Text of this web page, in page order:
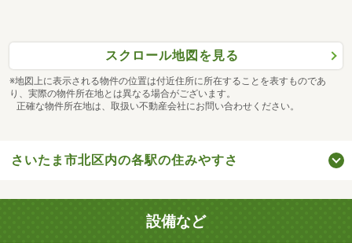
スクロール地図を見る
※地図上に表示される物件の位置は付近住所に所在することを表すものであ
り、実際の物件所在地とは異なる場合がございます。
正確な物件所在地は、取扱い不動産会社にお問い合わせください。
さいたま市北区内の各駅の住みやすさ
設備など